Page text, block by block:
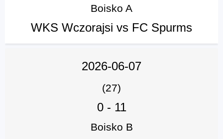
Boisko A
WKS Wczorajsi vs FC Spurms
2026-06-07
(27)
0- 11
Boisko B